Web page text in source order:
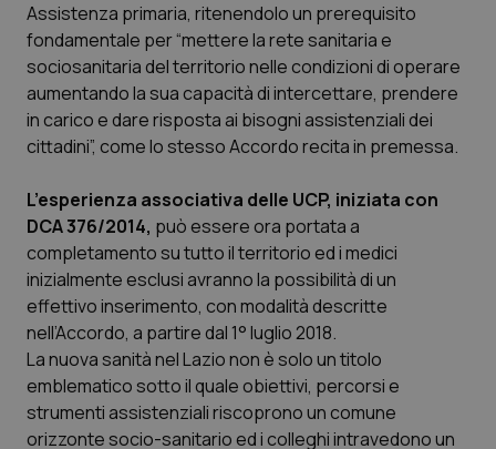
Lazio
Liguria
Lombardia
Marche
Molise
Piemonte
Provincia Autonoma di Bolzano
Provincia Autonoma di Trento
Diabete & glucometri
Disturbi dell’umore
Dolore
Donna & Salute
Epatiti
HIV
Infezioni & Febbre
Ipertensione & Scompenso
Assistenza primaria, ritenendolo un prerequisito
fondamentale per “mettere la rete sanitaria e
sociosanitaria del territorio nelle condizioni di operare
aumentando la sua capacità di intercettare, prendere
in carico e dare risposta ai bisogni assistenziali dei
cittadini”, come lo stesso Accordo recita in premessa.
L’esperienza associativa delle UCP, iniziata con
DCA 376/2014, può essere ora portata a
completamento su tutto il territorio ed i medici
inizialmente esclusi avranno la possibilità di un
effettivo inserimento, con modalità descritte
nell’Accordo, a partire dal 1° luglio 2018.
La nuova sanità nel Lazio non è solo un titolo
emblematico sotto il quale obiettivi, percorsi e
strumenti assistenziali riscoprono un comune
orizzonte socio-sanitario ed i colleghi intravedono un